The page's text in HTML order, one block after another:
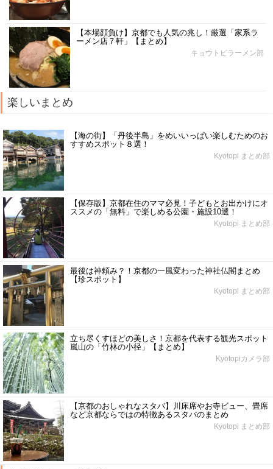
【本場顔負け】京都でも人気の兆し！厳選「家系ラ
ーメン店７軒」【まとめ】
キョウトピラーメン部
楽しいまとめ
【海の街】「丹後半島」をめいいっぱい楽しむためのお
すすめスポット８選！
Kyotopi まとめ部
【保存版】京都在住のママ必見！子どもとお出かけにオ
ススメの「無料」で楽しめる公園・施設10選！
Kyotopi まとめ部
最後は神頼み？！京都の一風変わった神社仏閣まとめ
【珍スポット】
Kyotopi まとめ部
立ち尽くすほどの美しさ！京都を代表する観光スポット
嵐山の「竹林の小径」【まとめ】
Kyotopiカメラ部
【京都のおしゃれなスタバ】川床席やお寺ビュー、畳席
など京都ならではの特徴あるスタバのまとめ
Kyotopi まとめ部